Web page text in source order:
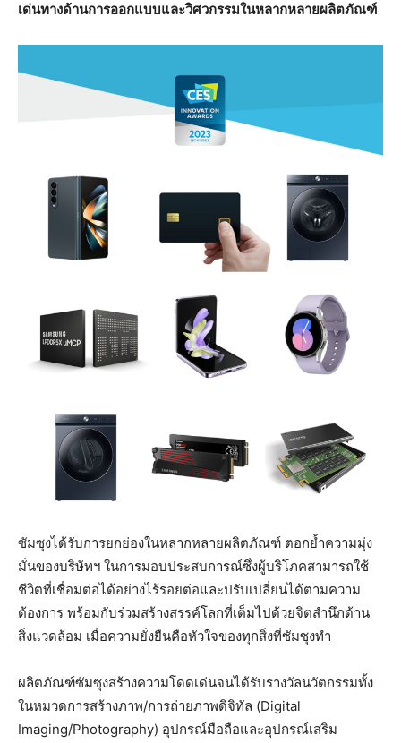
เด่นทางด้านการออกแบบและวิศวกรรมในหลากหลายผลิตภัณฑ์
ซัมซุงได้รับการยกย่องในหลากหลายผลิตภัณฑ์ ตอกย้ำความมุ่ง
มั่นของบริษัทฯ ในการมอบประสบการณ์ซึ่งผู้บริโภคสามารถใช้
ชีวิตที่เชื่อมต่อได้อย่างไร้รอยต่อและปรับเปลี่ยนได้ตามความ
ต้องการ พร้อมกับร่วมสร้างสรรค์โลกที่เต็มไปด้วยจิตสำนึกด้าน
สิ่งแวดล้อม เมื่อความยั่งยืนคือหัวใจของทุกสิ่งที่ซัมซุงทำ
ผลิตภัณฑ์ซัมซุงสร้างความโดดเด่นจนได้รับรางวัลนวัตกรรมทั้ง
ในหมวดการสร้างภาพ/การถ่ายภาพดิจิทัล (Digital
Imaging/Photography) อุปกรณ์มือถือและอุปกรณ์เสริม